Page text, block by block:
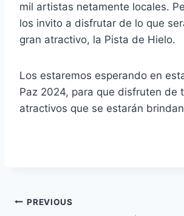
mil artistas netamente locales.
los invito a disfrutar de lo que
gran atractivo, la Pista de Hielo.
Los estaremos esperando en
Paz 2024, para que disfruten de
atractivos que se estarán
PREVIOUS